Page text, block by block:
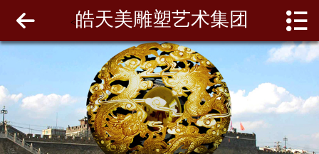
网站首页
最新动态
工程案例
<皓天美雕塑艺术集团